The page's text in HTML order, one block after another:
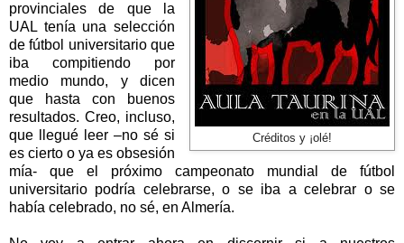
Créditos y ¡olé!
provinciales de que
la
UAL tenía una selección
de fútbol universitario que
iba compitiendo por
medio mundo, y dicen
que hasta con buenos
resultados. Creo, incluso,
que llegué leer –no sé si
es cierto o ya es obsesión
mía- que el próximo campeonato mundial de fútbol
universitario podría celebrarse, o se iba a celebrar o se
había celebrado, no sé, en Almería.